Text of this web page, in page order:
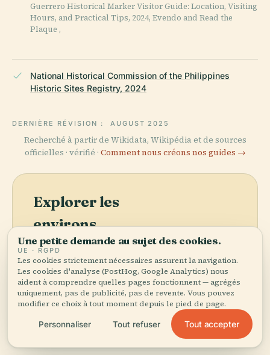
Guerrero Historical Marker Visitor Guide: Location, Visiting
Hours, and Practical Tips, 2024, Evendo and Read the
Plaque ,
National Historical Commission of the Philippines
Historic Sites Registry, 2024
DERNIÈRE RÉVISION : AUGUST 2025
Recherché à partir de Wikidata, Wikipédia et de sources
officielles · vérifié · Comment nous créons nos guides →
Explorer les
environs
Découvrez Marqueur
Historique Manuel S.
Guerrero sur la carte et
voyez ce qu'il y a à
proximité.
Voir la carte
Une petite demande au sujet des cookies.
UE · RGPD
Les cookies strictement nécessaires assurent la navigation.
Les cookies d'analyse (PostHog, Google Analytics) nous
aident à comprendre quelles pages fonctionnent — agrégés
uniquement, pas de publicité, pas de revente. Vous pouvez
modifier ce choix à tout moment depuis le pied de page.
Personnaliser Tout refuser Tout accepter